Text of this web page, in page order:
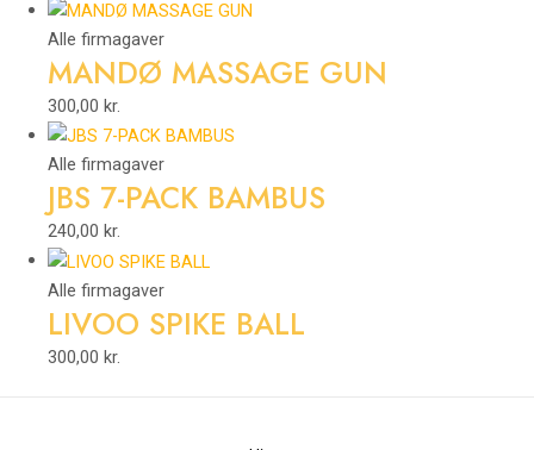
Alle firmagaver
MANDØ MASSAGE GUN
300,00 kr.
Alle firmagaver
JBS 7-PACK BAMBUS
240,00 kr.
Alle firmagaver
LIVOO SPIKE BALL
300,00 kr.